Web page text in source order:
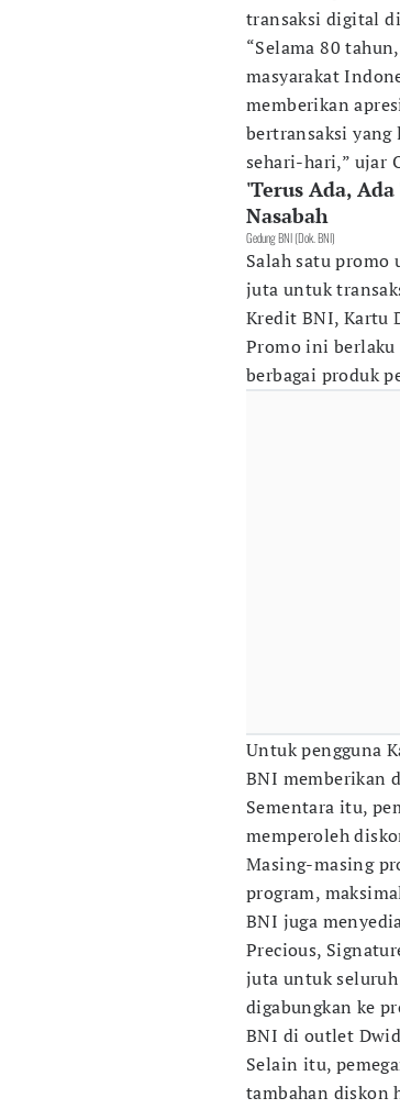
transaksi digital
“Selama 80
masyarakat
memberikan
bertransaksi
sehari-hari,” ujar
'Terus Ada,
Nasabah
Gedung BNI (Dok. BNI)
Salah satu promo
juta untuk
Kredit BNI, Kartu
Promo ini berlaku
berbagai produk
Untuk pengguna
BNI memberikan
Sementara itu,
memperoleh
Masing-masing
program,
BNI juga
Precious,
juta untuk
digabungkan ke
BNI di outlet
Selain itu,
tambahan diskon